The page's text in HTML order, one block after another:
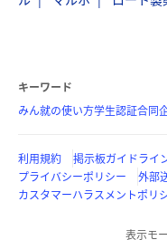
キーワード
みん就の使い方学生認証合同
利用規約 掲示板ガイドライ
プライバシーポリシー
外部
カスタマーハラスメントポリ
表示モ